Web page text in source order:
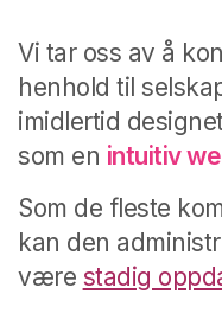
Vi tar oss av å
henhold til
imidlertid
som en intuitiv
Som de fleste
kan den
være stadig